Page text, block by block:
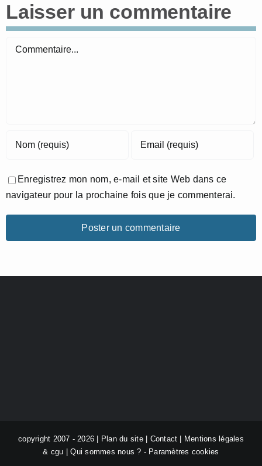
Laisser un commentaire
Commentaire
Enregistrez mon nom, e-mail et site Web dans ce
navigateur pour la prochaine fois que je commenterai.
copyright 2007 - 2026 | Plan du site| Contact
Mentions légales
& cgu |Qui sommes nous ? - Paramètres cookies